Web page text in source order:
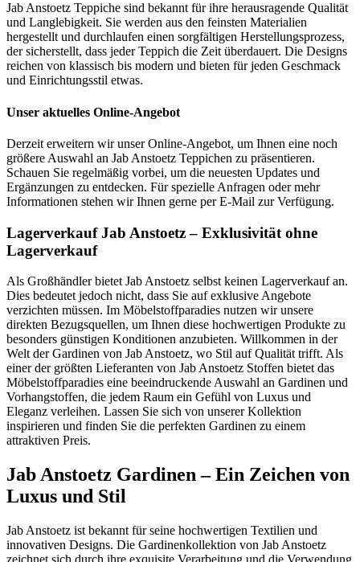
Jab Anstoetz Teppiche sind bekannt für ihre herausragende Qualität
und Langlebigkeit. Sie werden aus den feinsten Materialien
hergestellt und durchlaufen einen sorgfältigen Herstellungsprozess,
der sicherstellt, dass jeder Teppich die Zeit überdauert. Die Designs
reichen von klassisch bis modern und bieten für jeden Geschmack
und Einrichtungsstil etwas.
Unser aktuelles Online-Angebot
Derzeit erweitern wir unser Online-Angebot, um Ihnen eine noch
größere Auswahl an Jab Anstoetz Teppichen zu präsentieren.
Schauen Sie regelmäßig vorbei, um die neuesten Updates und
Ergänzungen zu entdecken. Für spezielle Anfragen oder mehr
Informationen stehen wir Ihnen gerne per E-Mail zur Verfügung.
Lagerverkauf Jab Anstoetz – Exklusivität ohne
Lagerverkauf
Als Großhändler bietet Jab Anstoetz selbst keinen Lagerverkauf an.
Dies bedeutet jedoch nicht, dass Sie auf exklusive Angebote
verzichten müssen. Im Möbelstoffparadies nutzen wir unsere
direkten Bezugsquellen, um Ihnen diese hochwertigen Produkte zu
besonders günstigen Konditionen anzubieten. Willkommen in der
Welt der Gardinen von Jab Anstoetz, wo Stil auf Qualität trifft. Als
einer der größten Lieferanten von Jab Anstoetz Stoffen bietet das
Möbelstoffparadies eine beeindruckende Auswahl an Gardinen und
Vorhangstoffen, die jedem Raum ein Gefühl von Luxus und
Eleganz verleihen. Lassen Sie sich von unserer Kollektion
inspirieren und finden Sie die perfekten Gardinen zu einem
attraktiven Preis.
Jab Anstoetz Gardinen – Ein Zeichen von
Luxus und Stil
Jab Anstoetz ist bekannt für seine hochwertigen Textilien und
innovativen Designs. Die Gardinenkollektion von Jab Anstoetz